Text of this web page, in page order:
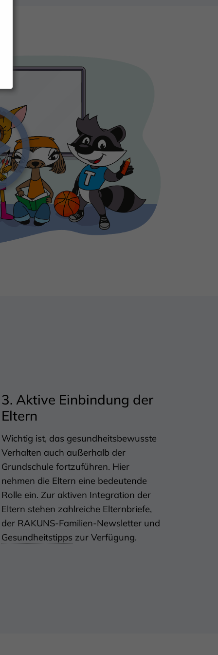
3. Aktive Einbindung der
Eltern
Wichtig ist, das gesundheitsbewusste
Verhalten auch außerhalb der
Grundschule fortzuführen. Hier
nehmen die Eltern eine bedeutende
Rolle ein. Zur aktiven Integration der
Eltern stehen zahlreiche Elternbriefe,
der RAKUNS-Familien-Newsletter und
Gesundheitstipps zur Verfügung.